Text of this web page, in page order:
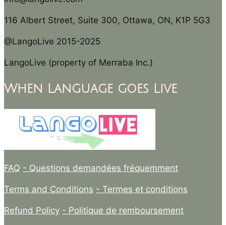
116 Albert Street, Suite 300, Ottawa, ON, K1P 5G3
@LangoLive 2015-2025
LangoLive (property of Merraba Inc.)
When Language goes Live
FAQ - Questions demandées fréquemment
Terms and Conditions - Termes et conditions
Refund Policy - Politique de remboursement